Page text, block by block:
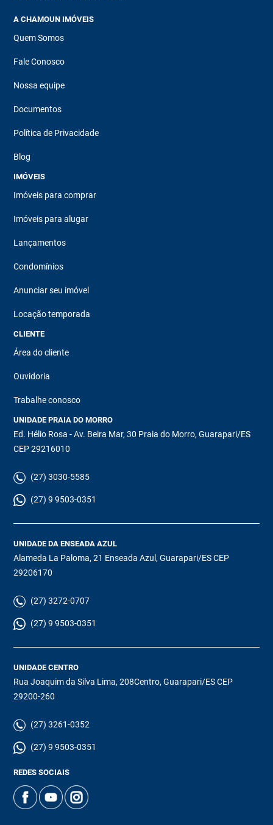
A CHAMOUN IMÓVEIS
Quem Somos
Fale Conosco
Nossa equipe
Documentos
Política de Privacidade
Blog
IMÓVEIS
Imóveis para comprar
Imóveis para alugar
Lançamentos
Condomínios
Anunciar seu imóvel
Locação temporada
CLIENTE
Área do cliente
Ouvidoria
Trabalhe conosco
UNIDADE PRAIA DO MORRO
Ed. Hélio Rosa - Av. Beira Mar, 30 Praia do Morro, Guarapari/ES
CEP 29216010
(27) 3030-5585
(27) 9 9503-0351
UNIDADE DA ENSEADA AZUL
Alameda La Paloma, 21 Enseada Azul, Guarapari/ES CEP
29206170
(27) 3272-0707
(27) 9 9503-0351
UNIDADE CENTRO
Rua Joaquim da Silva Lima, 208Centro, Guarapari/ES CEP
29200-260
(27) 3261-0352
(27) 9 9503-0351
REDES SOCIAIS